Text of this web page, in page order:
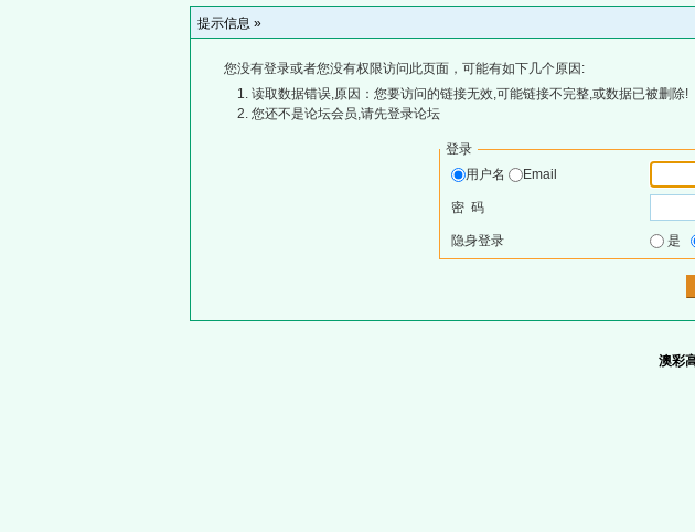
提示信息 »
您没有登录或者您没有权限访问此页面，可能有如下几个原因:
读取数据错误,原因：您要访问的链接无效,可能链接不完整,或数据已被删除!
您还不是论坛会员,请先登录论坛
登录
用户名
Email
密 码
隐身登录 是
澳彩